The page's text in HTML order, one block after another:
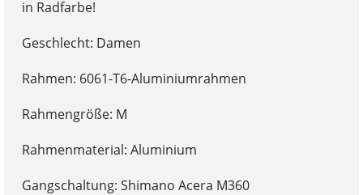
in Radfarbe!
Geschlecht: Damen
Rahmen: 6061-T6-Aluminiumrahmen
Rahmengröße: M
Rahmenmaterial: Aluminium
Gangschaltung: Shimano Acera M360